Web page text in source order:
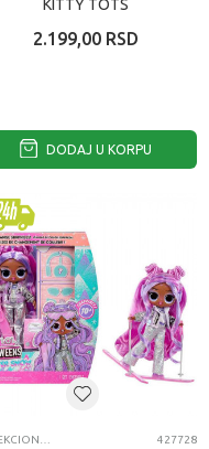
KITTY TOTS
2.199,00 RSD
DODAJ U KORPU
427728